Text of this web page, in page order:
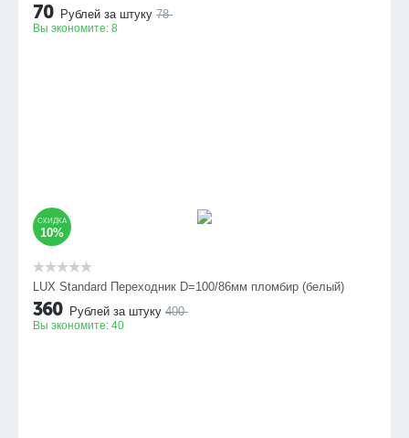
70 Рублей за штуку 78
Вы экономите: 8
СКИДКА
10%
LUX Standard Переходник D=100/86мм пломбир (белый)
360 Рублей за штуку 400
Вы экономите: 40